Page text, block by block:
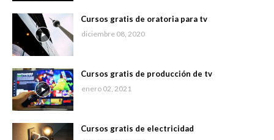
Cursos gratis de oratoria para tv
diciembre 08, 2020
Cursos gratis de producción de tv
enero 02, 2021
Cursos gratis de electricidad